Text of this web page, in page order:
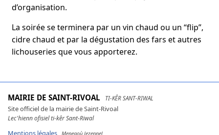
d’organisation.
La soirée se terminera par un vin chaud ou un “flip”,
cidre chaud et par la dégustation des fars et autres
lichouseries que vous apporterez.
MAIRIE DE SAINT-RIVOAL TI-KÊR SANT-RIWAL
Site officiel de la mairie de Saint-Rivoal
Lec'hienn ofisiel ti-kêr Sant-Riwal
Mentions légales Menegoù lezennel